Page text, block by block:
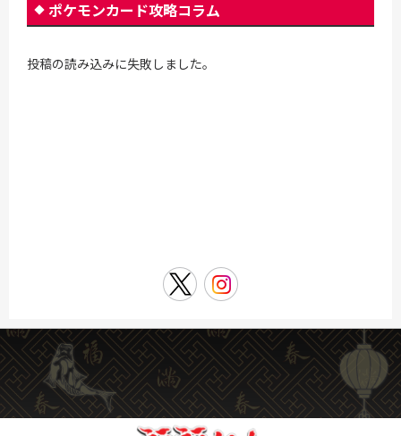
ポケモンカード攻略コラム
投稿の読み込みに失敗しました。